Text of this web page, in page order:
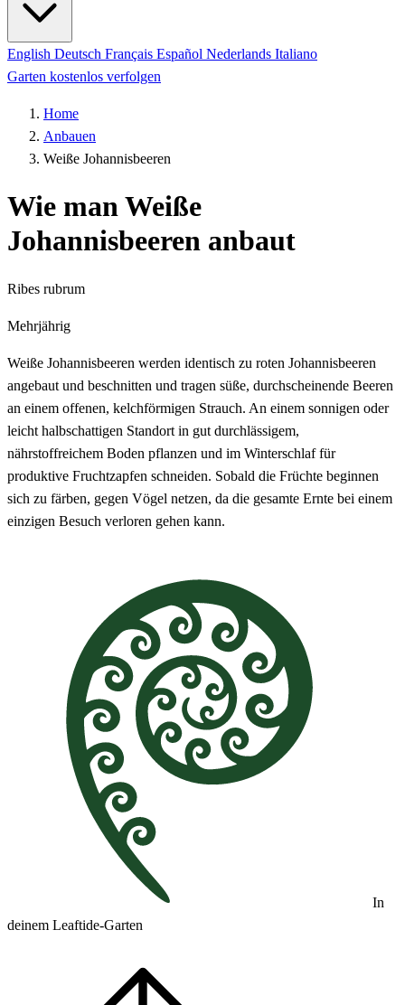
English Deutsch Français Español Nederlands Italiano
Garten kostenlos verfolgen
Home
Anbauen
Weiße Johannisbeeren
Wie man Weiße
Johannisbeeren anbaut
Ribes rubrum
Mehrjährig
Weiße Johannisbeeren werden identisch zu roten Johannisbeeren
angebaut und beschnitten und tragen süße, durchscheinende Beeren
an einem offenen, kelchförmigen Strauch. An einem sonnigen oder
leicht halbschattigen Standort in gut durchlässigem,
nährstoffreichem Boden pflanzen und im Winterschlaf für
produktive Fruchtzapfen schneiden. Sobald die Früchte beginnen
sich zu färben, gegen Vögel netzen, da die gesamte Ernte bei einem
einzigen Besuch verloren gehen kann.
In
deinem Leaftide-Garten